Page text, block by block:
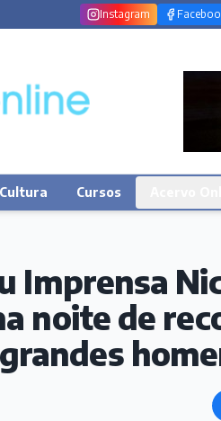
Instagram
Cultura Cursos
Imprensa
noite de
grandes